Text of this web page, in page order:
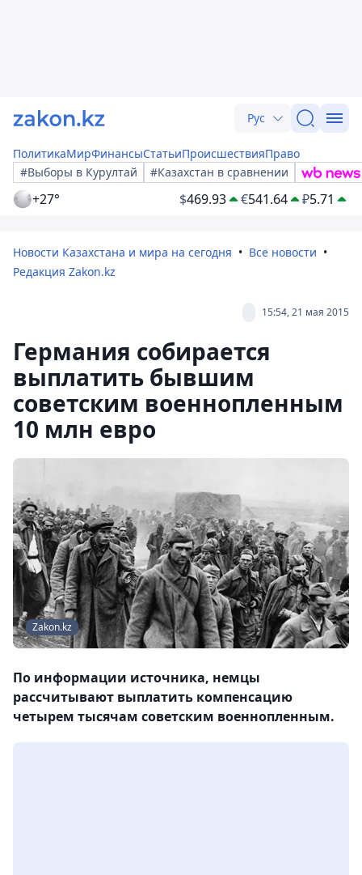
Рус
ПолитикаМирФинансыСтатьиПроисшествияПраво
#Выборы в Курултай
#Казахстан в сравнении
+27° $469.93 €541.64 ₽5.71
Новости Казахстана и мира на сегодня
Все новости
Редакция Zakon.kz
15:54, 21 мая 2015
Германия собирается
выплатить бывшим
советским военнопленным
10 млн евро
Zakon.kz
По информации источника, немцы
рассчитывают выплатить компенсацию
четырем тысячам советским военнопленным.